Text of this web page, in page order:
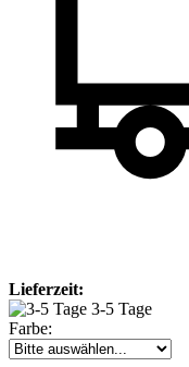
Lieferzeit:
3-5 Tage
Farbe: